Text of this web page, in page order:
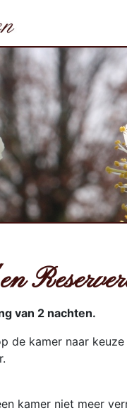
van 2 nachten.
de kamer naar
kamer niet meer